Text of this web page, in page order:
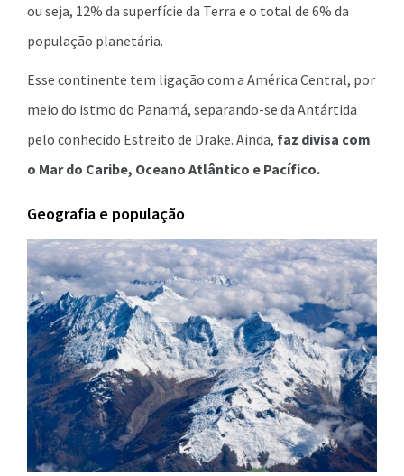
ou seja, 12% da superfície da Terra e o total de 6% da
população planetária.
Esse continente tem ligação com a América Central, por
meio do istmo do Panamá, separando-se da Antártida
pelo conhecido Estreito de Drake. Ainda, faz divisa com
o Mar do Caribe, Oceano Atlântico e Pacífico.
Geografia e população